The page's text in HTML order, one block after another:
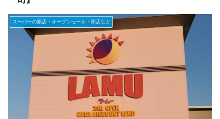
スーパーの開店・オープンセール・閉店など